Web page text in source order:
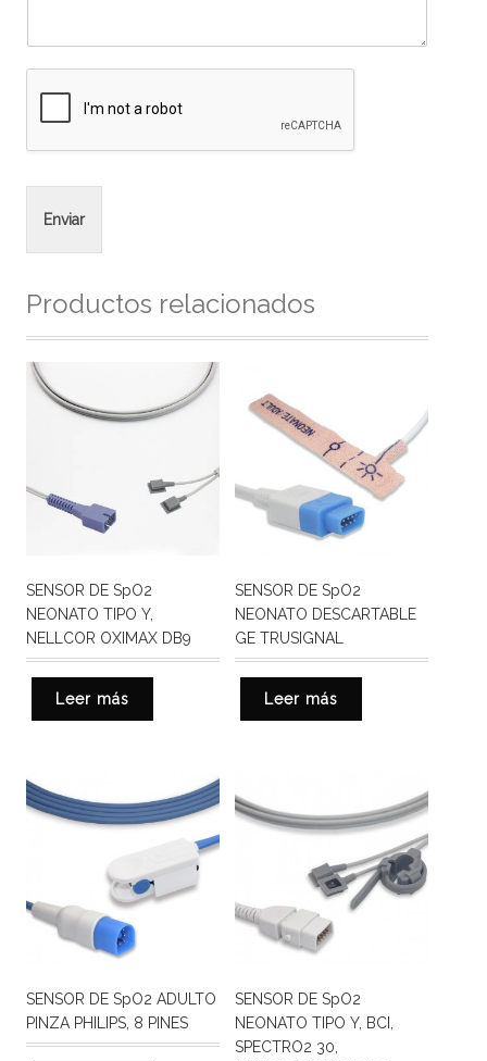
Enviar
Productos relacionados
SENSOR DE SpO2
NEONATO TIPO Y,
NELLCOR OXIMAX DB9
Leer más
SENSOR DE SpO2
NEONATO DESCARTABLE
GE TRUSIGNAL
Leer más
SENSOR DE SpO2 ADULTO
PINZA PHILIPS, 8 PINES
SENSOR DE SpO2
NEONATO TIPO Y, BCI,
SPECTRO2 30,